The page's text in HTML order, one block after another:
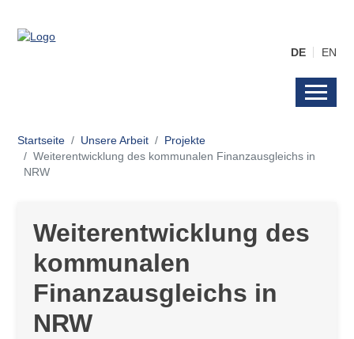
DE EN
Startseite Unsere Arbeit
Projekte
Weiterentwicklung des kommunalen Finanzausgleichs in
NRW
Weiterentwicklung des
kommunalen
Finanzausgleichs in
NRW